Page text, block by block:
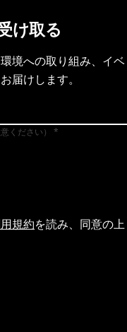
け取る
境への取り組み、イベ
届けします。
ください）
規約を読み、同意の上